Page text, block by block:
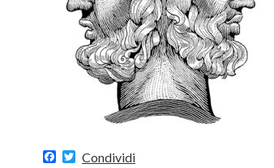
Facebook
Twitter
Condividi